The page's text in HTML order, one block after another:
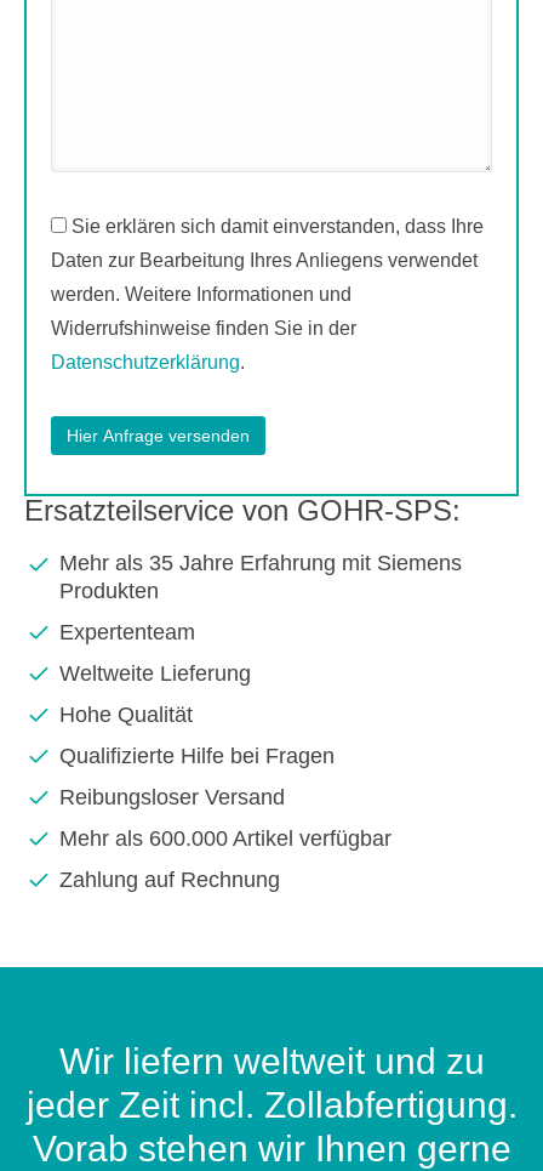
Sie erklären sich damit einverstanden, dass Ihre
Daten zur Bearbeitung Ihres Anliegens verwendet
werden. Weitere Informationen und
Widerrufshinweise finden Sie in der
Datenschutzerklärung.
Ersatzteilservice von GOHR-SPS:
Mehr als 35 Jahre Erfahrung mit Siemens
Produkten
Expertenteam
Weltweite Lieferung
Hohe Qualität
Qualifizierte Hilfe bei Fragen
Reibungsloser Versand
Mehr als 600.000 Artikel verfügbar
Zahlung auf Rechnung
Wir liefern weltweit und zu
jeder Zeit incl. Zollabfertigung.
Vorab stehen wir Ihnen gerne